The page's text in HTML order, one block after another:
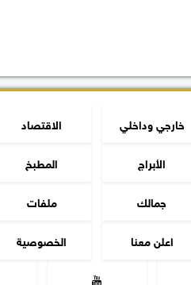
خارجي وداخلي الاقتصاد
الأبراج المطبخ
جمالك ملفات
اعلن معنا الخصوصية
